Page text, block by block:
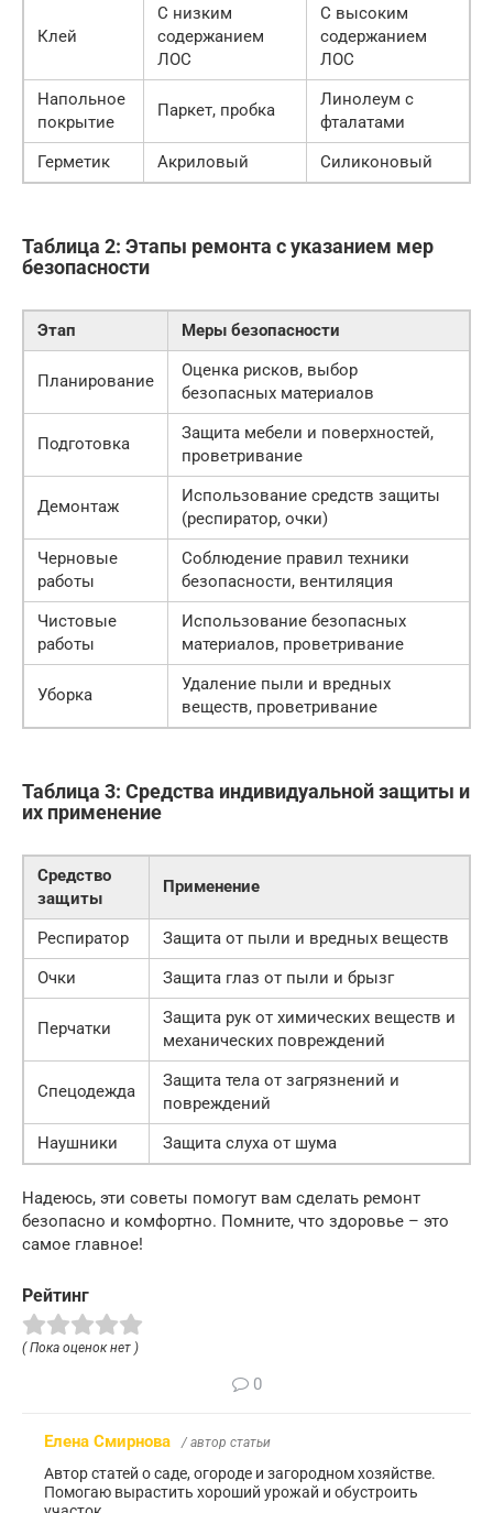
Клей
С низким
содержанием
ЛОС
С высоким
содержанием
ЛОС
Напольное
покрытие
Паркет, пробка
Линолеум с
фталатами
Герметик
Акриловый Силиконовый
Таблица 2: Этапы ремонта с указанием мер
безопасности
Этап Меры безопасности
Планирование
Оценка рисков, выбор
безопасных материалов
Подготовка
Защита мебели и поверхностей,
проветривание
Демонтаж
Использование средств защиты
(респиратор, очки)
Черновые
работы
Соблюдение правил техники
безопасности, вентиляция
Чистовые
работы
Использование безопасных
материалов, проветривание
Уборка
Удаление пыли и вредных
веществ, проветривание
Таблица 3: Средства индивидуальной защиты и
их применение
Средство
защиты
Применение
Респиратор
Защита от пыли и вредных веществ
Очки
Защита глаз от пыли и брызг
Перчатки
Защита рук от химических веществ и
механических повреждений
Спецодежда
Защита тела от загрязнений и
повреждений
Наушники
Защита слуха от шума
Надеюсь, эти советы помогут вам сделать ремонт
безопасно и комфортно. Помните, что здоровье – это
самое главное!
Рейтинг
( Пока оценок нет )
0
Елена Смирнова / автор статьи
Автор статей о саде, огороде и загородном хозяйстве.
Помогаю вырастить хороший урожай и обустроить